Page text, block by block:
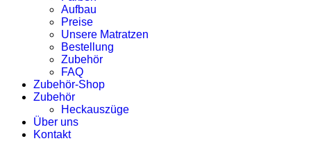
Aufbau
Preise
Unsere Matratzen
Bestellung
Zubehör
FAQ
Zubehör-Shop
Zubehör
Heckauszüge
Über uns
Kontakt